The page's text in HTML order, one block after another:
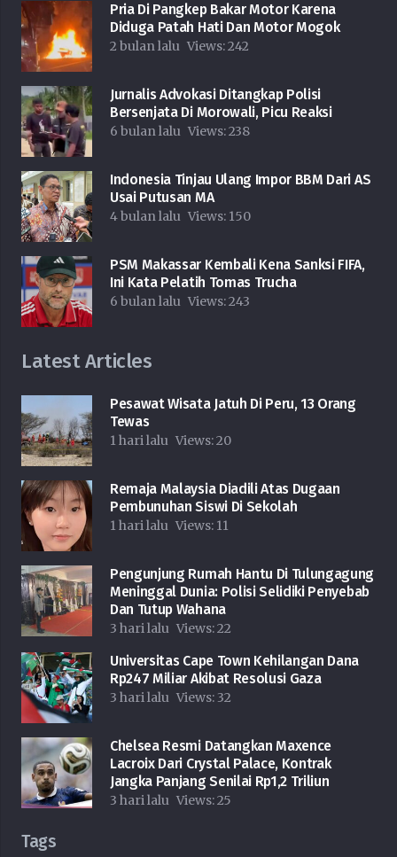
Pria Di Pangkep Bakar Motor Karena
Diduga Patah Hati Dan Motor Mogok
2 bulan lalu Views:242
Jurnalis Advokasi Ditangkap Polisi
Bersenjata Di Morowali, Picu Reaksi
6 bulan lalu Views:238
Indonesia Tinjau Ulang Impor BBM Dari AS
Usai Putusan MA
4 bulan lalu Views: 150
PSM Makassar Kembali Kena Sanksi FIFA,
Ini Kata Pelatih Tomas Trucha
6 bulan lalu Views:243
Latest Articles
Pesawat Wisata Jatuh Di Peru, 13 Orang
Tewas
1 hari lalu Views:20
Remaja Malaysia Diadili Atas Dugaan
Pembunuhan Siswi Di Sekolah
1 hari lalu Views: 11
Pengunjung Rumah Hantu Di Tulungagung
Meninggal Dunia: Polisi Selidiki Penyebab
Dan Tutup Wahana
3 hari lalu Views:22
Universitas Cape Town Kehilangan Dana
Rp247 Miliar Akibat Resolusi Gaza
3 hari lalu Views: 32
Chelsea Resmi Datangkan Maxence
Lacroix Dari Crystal Palace, Kontrak
Jangka Panjang Senilai Rp1,2 Triliun
3 hari lalu Views:25
Tags